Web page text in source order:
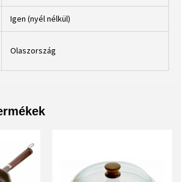
Igen (nyél nélkül)
Olaszország